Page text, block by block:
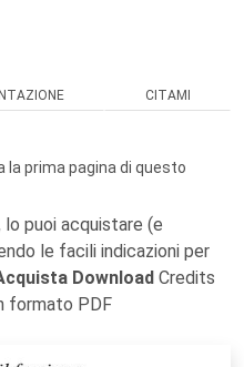
CITAMI
la prima pagina di questo
puoi acquistare (e
le facili indicazioni per
Download Credits
formato PDF